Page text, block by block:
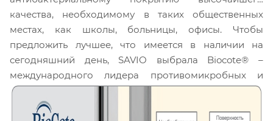
качества, необходимому в таких общественных
местах, как школы, больницы, офисы. Чтобы
предложить лучшее, что имеется в наличии на
сегодняшний день, SAVIO выбрала Biocote® –
международного лидера противомикробных и
антибактериальных технологий.